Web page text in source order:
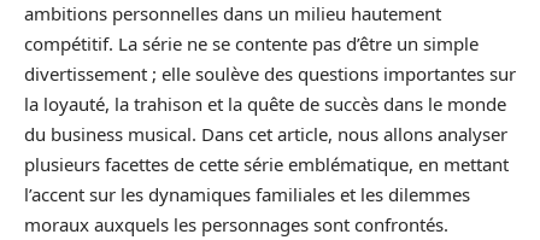
ambitions personnelles dans un milieu hautement
compétitif. La série ne se contente pas d’être un simple
divertissement ; elle soulève des questions importantes sur
la loyauté, la trahison et la quête de succès dans le monde
du business musical. Dans cet article, nous allons analyser
plusieurs facettes de cette série emblématique, en mettant
l’accent sur les dynamiques familiales et les dilemmes
moraux auxquels les personnages sont confrontés.